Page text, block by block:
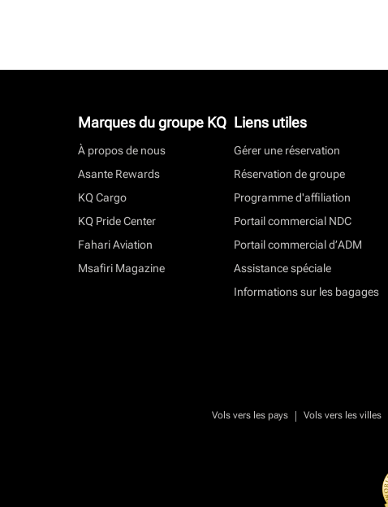
Marques du groupe KQ
À propos de nous
Asante Rewards
KQ Cargo
KQ Pride Center
Fahari Aviation
Msafiri Magazine
Liens utiles
Gérer une réservation
Réservation de groupe
Programme d'affiliation
Portail commercial NDC
Portail commercial d’ADM
Assistance spéciale
Informations sur les bagages
Vols vers les pays | Vols vers les villes